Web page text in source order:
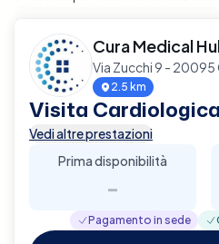
Cura Medical
Via Zucchi 9 - 20095
2.5 km
Visita
Vedi altre prestazioni
Prima disponibilità
-
Pagamento in sede